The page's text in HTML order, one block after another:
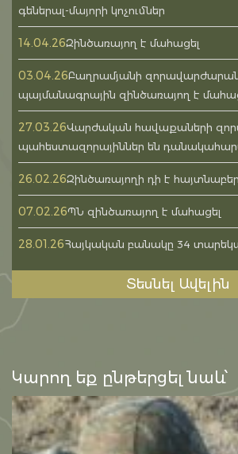
գեներալ-մայորի կոչումներ
14.04.26Զինծառայող է մահացել
03.04.26Բաղրամյանի
պայմանագրային զինծառայող է
27.03.26Վարժական հավաքաների
պահեստազորայիններ են
26.02.26Զինծառայողի դի է
07.02.26ՊՆ զինծառայող է մահացել
28.01.26Հայկական բանակը 34
Տեսնել Ավելին
Կարող եք ընթերցել նաև՝